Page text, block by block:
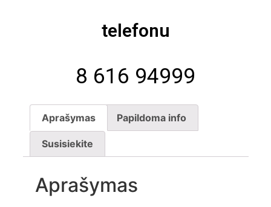
telefonu
8 616 94999
Aprašymas Papildoma info
Susisiekite
Aprašymas